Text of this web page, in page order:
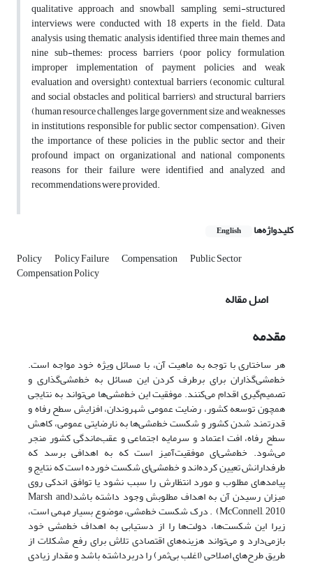
qualitative approach and snowball sampling, semi-structured
interviews were conducted with 18 experts in the field. Data
analysis using thematic analysis identified three main themes and
nine sub-themes: process barriers (poor policy formulation,
improper implementation of payment policies, and weak
evaluation and oversight), contextual barriers (economic, cultural,
and social obstacles, and political barriers), and structural barriers
(human resource challenges, large government size, and weaknesses
in institutions responsible for public sector compensation). Given
the importance of these policies in the public sector and their
profound impact on organizational and national components,
reasons for their failure were identified and analyzed, and
recommendations were provided.
کلیدواژه‌ها English
Policy Policy Failure Compensation Public Sector
Compensation Policy
اصل مقاله
مقدمه
هر ساختاری با توجه به ماهیت آن، با مسائل ویژه خود مواجه است.
خط‌‌‌‌مشی‌‌‌‌گذاران برای برطرف کردن این مسائل به خط‌‌‌‌مشی‌‌‌‌گذاری و
تصمیم‌گیری اقدام می‌کنند. موفقیت این خط‌‌‌‌مشی‌‌‌‌ها می‌‌‌‌تواند به نتایجی
همچون توسعه کشور، رضایت عمومی شهروندان، افزایش سطح رفاه و
قدرتمند شدن کشور و شکست‌‌‌‌ خط‌‌‌‌مشی‌‌‌‌ها به نارضایتی عمومی، کاهش
سطح رفاه، افت اعتماد و سرمایه اجتماعی و عقب‌‌‌‌ماندگی کشور منجر
می‌‌‌‌شود. خط‌‌‌‌مشی‌‌‌‌ای موفقیت‌‌‌‌آمیز است که به اهدافی برسد که
طرفدارانش تعیین کرده‌‌‌‌اند و خط‌‌‌‌مشی‌‌‌‌ای شکست‌‌‌‌‌‌‌‌‌‌‌ خورده است که نتایج و
پیامدهای مطلوب و مورد انتظارش را سبب نشود یا توافق اندکی روی
میزان رسیدن آن به اهداف مطلوبش وجود داشته باشد(Marsh and
McConnell, 2010) . درک شکست خط‌‌‌‌مشی، موضوع بسیار مهمی است،
زیرا این شکست‌‌‌‌‌‌‌‌‌‌‌ها، دولت‌‌‌‌‌‌‌‌‌‌‌ها را از دستیابی به اهداف خط‌‌‌‌مشی خود
بازمی‌‌‌‌‌‌‌‌‌‌‌دارد و می‌‌‌‌‌‌‌‌‌‌‌تواند هزینه‌‌‌‌‌‌‌‌‌‌‌های اقتصادی تلاش برای رفع مشکلات از
طریق طرح‌‌‌‌‌‌‌‌‌‌‌های اصلاحی (اغلب بی‌‌‌‌‌‌‌‌‌‌‌ثمر) را دربرداشته باشد و مقدار زیادی